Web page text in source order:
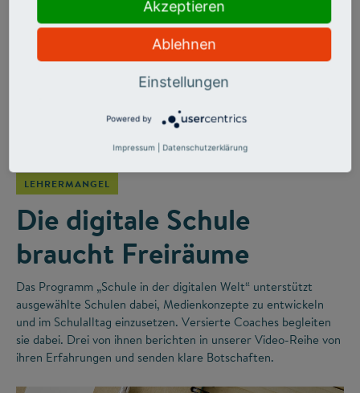
LEHRERMANGEL
Die digitale Schule
braucht Freiräume
Das Programm „Schule in der digitalen Welt“ unterstützt
ausgewählte Schulen dabei, Medienkonzepte zu entwickeln
und im Schulalltag einzusetzen. Versierte Coaches begleiten
sie dabei. Drei von ihnen berichten in unserer Video-Reihe von
ihren Erfahrungen und senden klare Botschaften.
Akzeptieren
Ablehnen
Einstellungen
Powered by
Impressum Datenschutzerklärung